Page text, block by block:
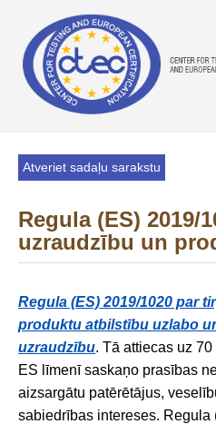
Atveriet sadaļu sarakstu
Regula (ES) 2019/
uzraudzību un
Regula (ES) 2019/1020 par
produktu atbilstību uzlabo
uzraudzību. Tā attiecas uz
ES līmenī saskaņo prasības
aizsargātu patērētājus,
sabiedrības intereses. Regula